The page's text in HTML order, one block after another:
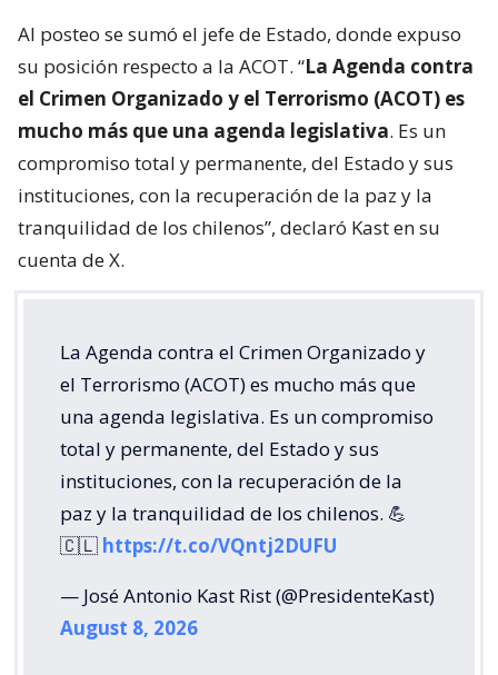
Al posteo se sumó el jefe de Estado, donde expuso
su posición respecto a la ACOT. “La Agenda contra
el Crimen Organizado y el Terrorismo (ACOT) es
mucho más que una agenda legislativa. Es un
compromiso total y permanente, del Estado y sus
instituciones, con la recuperación de la paz y la
tranquilidad de los chilenos”, declaró Kast en su
cuenta de X.
La Agenda contra el Crimen Organizado y
el Terrorismo (ACOT) es mucho más que
una agenda legislativa. Es un compromiso
total y permanente, del Estado y sus
instituciones, con la recuperación de la
paz y la tranquilidad de los chilenos. 💪
🇨🇱 https://t.co/VQntj2DUFU
— José Antonio Kast Rist (@PresidenteKast)
August 8, 2026